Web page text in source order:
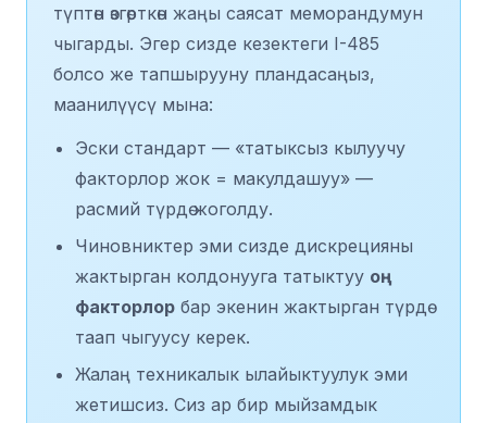
түптөн өзгөрткөн жаңы саясат меморандумун
чыгарды. Эгер сизде кезектеги I-485
болсо же тапшырууну пландасаңыз,
маанилүүсү мына:
Эски стандарт — «татыксыз кылуучу
факторлор жок = макулдашуу» —
расмий түрдө жоголду.
Чиновниктер эми сизде дискрецияны
жактырган колдонууга татыктуу оң
факторлор бар экенин жактырган түрдө
таап чыгуусу керек.
Жалаң техникалык ылайыктуулук эми
жетишсиз. Сиз ар бир мыйзамдык